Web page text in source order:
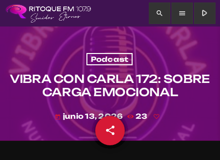
search menu play_arrow
Podcast
VIBRA CON CARLA 172: SOBRE
CARGA EMOCIONAL
today junio 13, 2026 23
share
email